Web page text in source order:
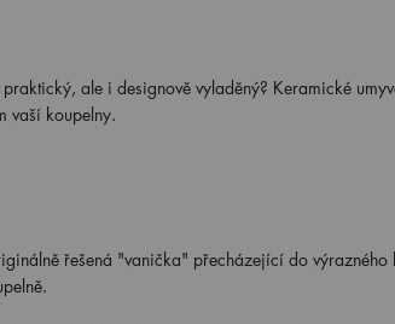
ale i designově vyladěný? Keramické
vaší koupelny.
řešená "vanička" přecházející do